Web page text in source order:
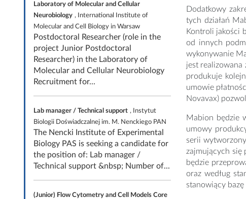
Laboratory of Molecular and Cellular
Neurobiology , International Institute of
Molecular and Cell Biology in Warsaw
Postdoctoral Researcher (role in the
project Junior Postdoctoral
Researcher) in the Laboratory of
Molecular and Cellular Neurobiology
Recruitment for...
Lab manager / Technical support , Instytut
Biologii Doświadczalnej im. M. Nenckiego PAN
The Nencki Institute of Experimental
Biology PAS is seeking a candidate for
the position of: Lab manager /
Technical support &nbsp; Number of...
(Junior) Flow Cytometry and Cell Models Core
Dodatkowy
tych działań
Kontroli jakości
od innych
wykonywanie
jest realizowana
produkuje
umowie
Novavax)
Mabion będzie
umowy
serii
zajmujących się
będzie
oraz według
stanowiący